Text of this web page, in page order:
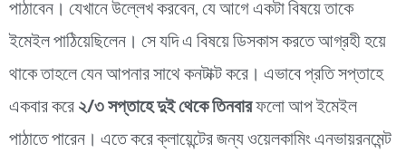
পাঠাবেন। যেখানে উল্লেখ করবেন, যে আগে একটা বিষয়ে তাকে
ইমেইল পাঠিয়েছিলেন। সে যদি এ বিষয়ে ডিসকাস করতে আগ্রহী হয়ে
থাকে তাহলে যেন আপনার সাথে কনটাক্ট করে। এভাবে প্রতি সপ্তাহে
একবার করে ২/৩ সপ্তাহে দুই থেকে তিনবারফলো আপ ইমেইল
পাঠাতে পারেন। এতে করে ক্লায়েন্টের জন্য ওয়েলকামিং এনভায়রনমেন্ট